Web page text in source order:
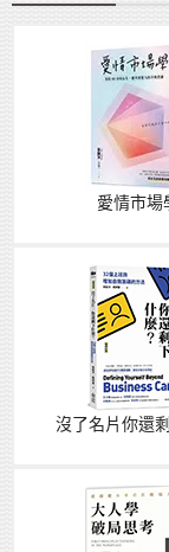
愛情市場
沒了名片你還